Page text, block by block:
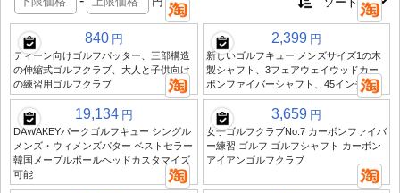
840 円
ティーン向けゴルフパッター、三部構造
の伸縮式ゴルフクラブ、大人と子供向け
の練習用ゴルフクラブ
2,399 円
新しいゴルフキュー メンズサイズ1の木
製シャフト、3フェアウェイウッドカー
ボンファイバーシャフト、45インチ6X
19,134 円
DAWAKEYパークゴルフキュー シングル
メンズ・ウィメンズパター ベストセラー
韓国メープルボールヘッドカスタマイズ
可能
3,659 円
女子ゴルフクラブNo.7 カーボンファイバ
ー練習 ゴルフ ゴルフシャフト カーボン
アイアンゴルフクラブ